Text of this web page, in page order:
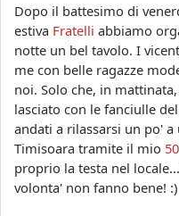
Dopo il battesimo di
estiva Fratelli abbiamo
notte un bel tavolo. I
me con belle ragazze
noi. Solo che, in
lasciato con le fanciulle
andati a rilassarsi un po' a
Timisoara tramite il mio
proprio la testa nel
volonta' non fanno bene! :)